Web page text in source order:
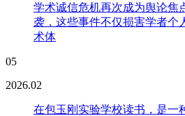
学术诚信危机再次成为舆论焦
袭，这些事件不仅损害学者个
术体
05
2026.02
在包玉刚实验学校读书，是一